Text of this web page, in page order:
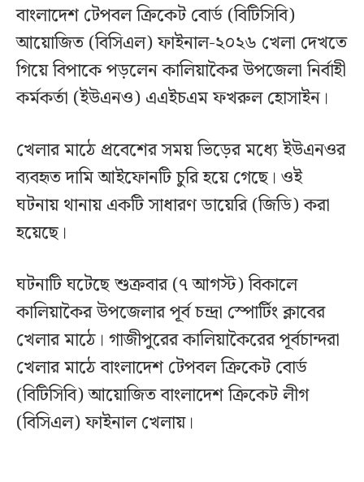
বাংলাদেশ টেপবল ক্রিকেট বোর্ড (বিটিসিবি)
আয়োজিত (বিসিএল) ফাইনাল-২০২৬ খেলা দেখতে
গিয়ে বিপাকে পড়লেন কালিয়াকৈর উপজেলা নির্বাহী
কর্মকর্তা (ইউএনও) এএইচএম ফখরুল হোসাইন।
খেলার মাঠে প্রবেশের সময় ভিড়ের মধ্যে ইউএনওর
ব্যবহৃত দামি আইফোনটি চুরি হয়ে গেছে। ওই
ঘটনায় থানায় একটি সাধারণ ডায়েরি (জিডি) করা
হয়েছে।
ঘটনাটি ঘটেছে শুক্রবার (৭ আগস্ট) বিকালে
কালিয়াকৈর উপজেলার পূর্ব চন্দ্রা স্পোর্টিং ক্লাবের
খেলার মাঠে। গাজীপুরের কালিয়াকৈরের পূর্বচান্দরা
খেলার মাঠে বাংলাদেশ টেপবল ক্রিকেট বোর্ড
(বিটিসিবি) আয়োজিত বাংলাদেশ ক্রিকেট লীগ
(বিসিএল) ফাইনাল খেলায়।